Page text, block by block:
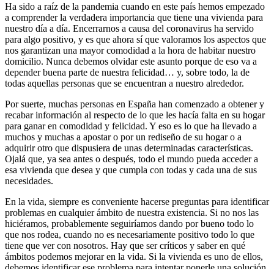
Ha sido a raíz de la pandemia cuando en este país hemos empezado
a comprender la verdadera importancia que tiene una vivienda para
nuestro día a día. Encerrarnos a causa del coronavirus ha servido
para algo positivo, y es que ahora sí que valoramos los aspectos que
nos garantizan una mayor comodidad a la hora de habitar nuestro
domicilio. Nunca debemos olvidar este asunto porque de eso va a
depender buena parte de nuestra felicidad… y, sobre todo, la de
todas aquellas personas que se encuentran a nuestro alrededor.
Por suerte, muchas personas en España han comenzado a obtener y
recabar información al respecto de lo que les hacía falta en su hogar
para ganar en comodidad y felicidad. Y eso es lo que ha llevado a
muchos y muchas a apostar o por un rediseño de su hogar o a
adquirir otro que dispusiera de unas determinadas características.
Ojalá que, ya sea antes o después, todo el mundo pueda acceder a
esa vivienda que desea y que cumpla con todas y cada una de sus
necesidades.
En la vida, siempre es conveniente hacerse preguntas para identificar
problemas en cualquier ámbito de nuestra existencia. Si no nos las
hiciéramos, probablemente seguiríamos dando por bueno todo lo
que nos rodea, cuando no es necesariamente positivo todo lo que
tiene que ver con nosotros. Hay que ser críticos y saber en qué
ámbitos podemos mejorar en la vida. Si la vivienda es uno de ellos,